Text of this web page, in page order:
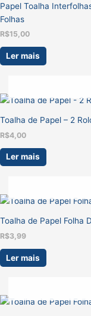
Papel Toalha
Folhas
R$15,00
Ler mais
Toalha de Papel – 2
R$4,00
Ler mais
Toalha de Papel Folha
R$3,99
Ler mais